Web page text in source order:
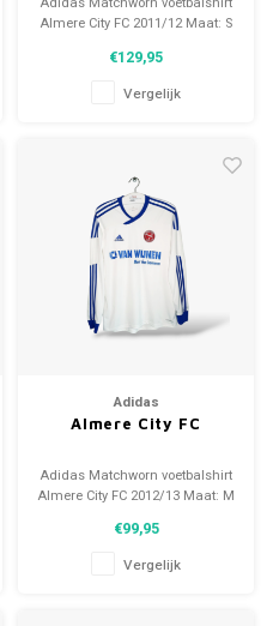
Almere City FC 2011/12 Maat: S
(gebruikt)
€129,95
Vergelijk
Adidas
Almere City FC
Adidas Matchworn voetbalshirt
Almere City FC 2012/13 Maat: M
(gebruikt)
€99,95
Vergelijk